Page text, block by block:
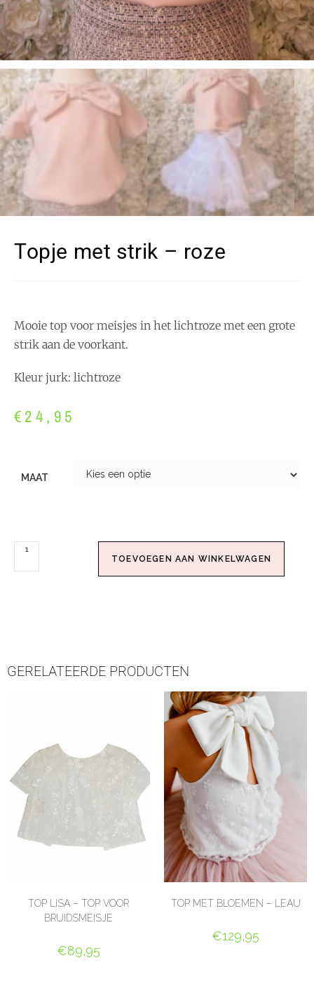
Topje met strik – roze
Mooie top voor meisjes in het lichtroze met een grote
strik aan de voorkant.
Kleur jurk: lichtroze
€24,95
MAAT
TOEVOEGEN AAN WINKELWAGEN
GERELATEERDE PRODUCTEN
TOP LISA – TOP VOOR
BRUIDSMEISJE
€89,95
TOP MET BLOEMEN – LEAU
€129,95